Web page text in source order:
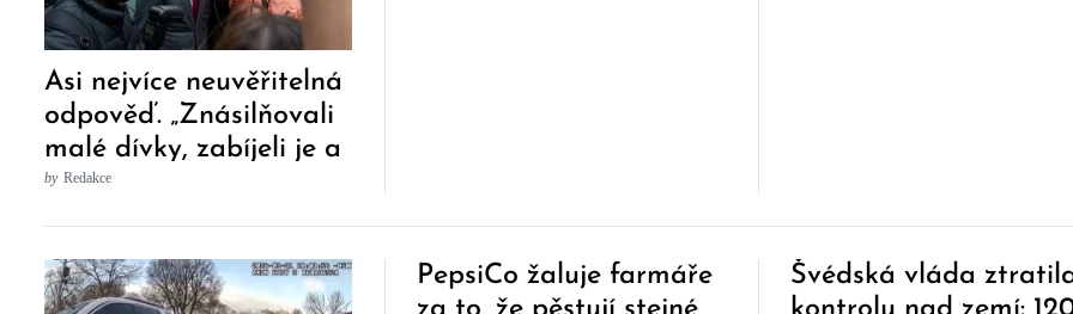
Asi nejvíce neuvěřitelná
odpověď. „Znásilňovali
malé dívky, zabíjeli je a
stíhán nikdo nebude“
by Redakce
PepsiCo žaluje farmáře
Švédská vláda